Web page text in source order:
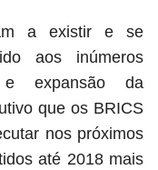
a existir e se
aos inúmeros
e expansão da
que os BRICS
nos próximos
até 2018 mais